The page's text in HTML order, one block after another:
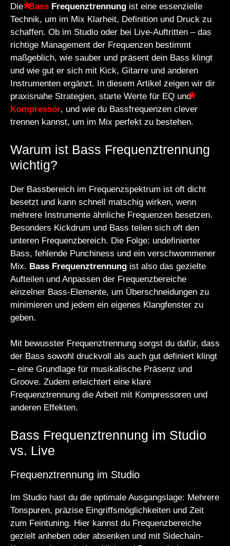
Die Bass Frequenztrennung ist eine essenzielle
Technik, um im Mix Klarheit, Definition und Druck zu
schaffen. Ob im Studio oder bei Live-Auftritten – das
richtige Management der Frequenzen bestimmt
maßgeblich, wie sauber und präsent dein Bass klingt
und wie gut er sich mit Kick, Gitarre und anderen
Instrumenten ergänzt. In diesem Artikel zeigen wir dir
praxisnahe Strategien, starte Werte für EQ und
Kompressor, und wie du Bassfrequenzen clever
trennen kannst, um im Mix perfekt zu bestehen.
Warum ist Bass Frequenztrennung
wichtig?
Der Bassbereich im Frequenzspektrum ist oft dicht
besetzt und kann schnell matschig wirken, wenn
mehrere Instrumente ähnliche Frequenzen besetzen.
Besonders Kickdrum und Bass teilen sich oft den
unteren Frequenzbereich. Die Folge: undefinierter
Bass, fehlende Punchiness und ein verschwommener
Mix. Bass Frequenztrennung ist also das gezielte
Aufteilen und Anpassen der Frequenzbereiche
einzelner Bass-Elemente, um Überschneidungen zu
minimieren und jedem ein eigenes Klangfenster zu
geben.
Mit bewusster Frequenztrennung sorgst du dafür, dass
der Bass sowohl druckvoll als auch gut definiert klingt
– eine Grundlage für musikalische Präsenz und
Groove. Zudem erleichtert eine klare
Frequenztrennung die Arbeit mit Kompressoren und
anderen Effekten.
Bass Frequenztrennung im Studio
vs. Live
Frequenztrennung im Studio
Im Studio hast du die optimale Ausgangslage: Mehrere
Tonspuren, präzise Eingriffsmöglichkeiten und Zeit
zum Feintuning. Hier kannst du Frequenzbereiche
gezielt anheben oder absenken und mit Sidechain-